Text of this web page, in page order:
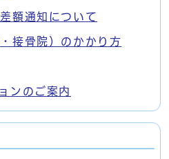
額通知について
接骨院）のかかり方
ンのご案内